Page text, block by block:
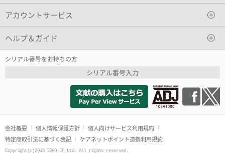
アカウントサービス
ヘルプ＆ガイド
シリアル番号をお持ちの方
シリアル番号入力
会社概要 個人情報保護方針
個人向けサービス利用規約
特定商取引法に基づく表記
ケアネットポイント連携利用規約
Copyright(c)2016 ISHO-JP Ltd. All rights reserved.